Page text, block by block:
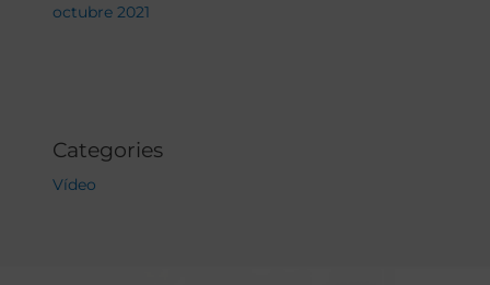
octubre 2021
Categories
Vídeo